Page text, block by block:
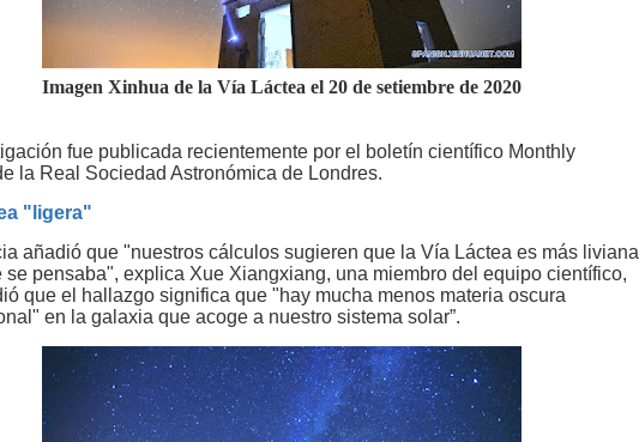
Imagen Xinhua de la Vía Láctea el 20 de setiembre de 2020
fue publicada recientemente por el boletín científico Monthly
la Real Sociedad Astronómica de Londres.
"ligera"
añadió que "nuestros cálculos sugieren que la Vía Láctea es más liviana
se pensaba", explica Xue Xiangxiang, una miembro del equipo científico,
que el hallazgo significa que "hay mucha menos materia oscura
en la galaxia que acoge a nuestro sistema solar”.